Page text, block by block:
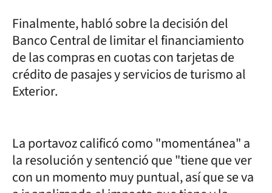
Finalmente, habló sobre la decisión del
Banco Central de limitar el financiamiento
de las compras en cuotas con tarjetas de
crédito de pasajes y servicios de turismo al
Exterior.
La portavoz calificó como "momentánea" a
la resolución y sentenció que "tiene que ver
con un momento muy puntual, así que se va